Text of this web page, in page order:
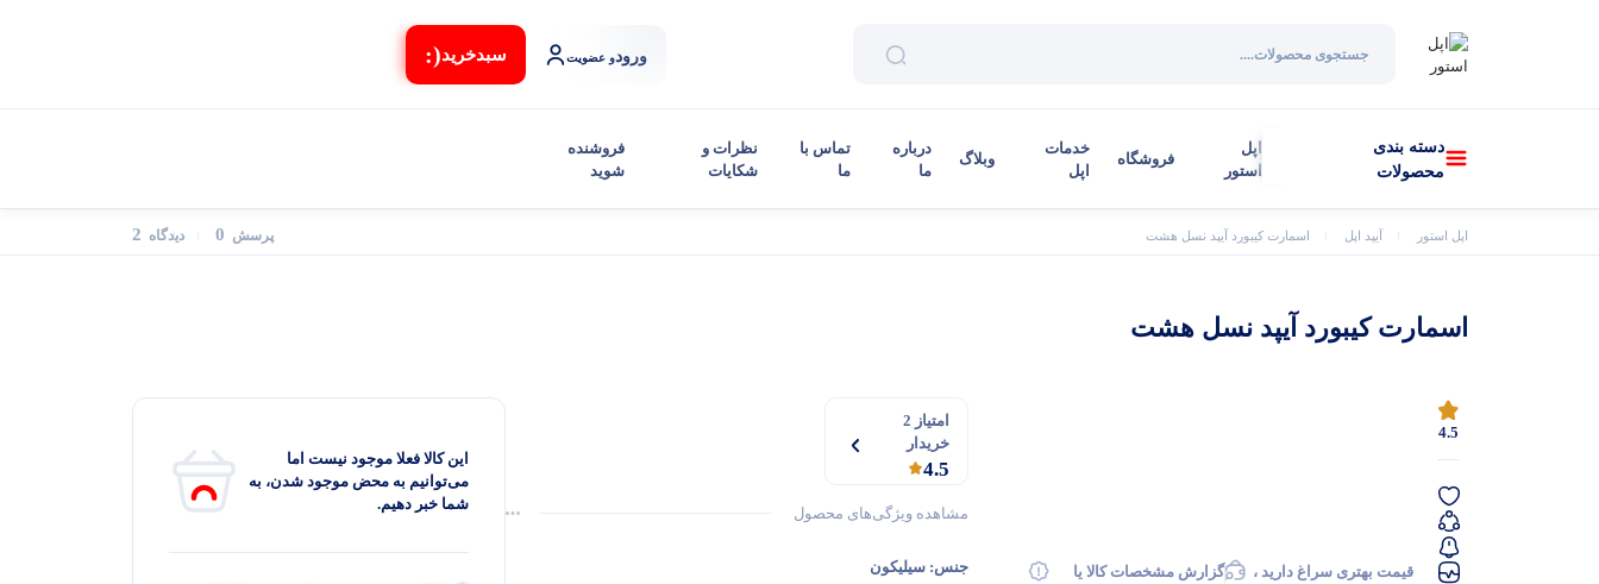
ورودو عضویت سبد‌خرید(:
دسته بندی
محصولات
اپل
استور
فروشگاه
خدمات
اپل
وبلاگ
درباره
ما
تماس با
ما
نظرات و
شکایات
فروشنده
شوید
اپل استور آیپد اپل اسمارت کیبورد آیپد نسل هشت پرسش 0 دیدگاه 2
اسمارت کیبورد آیپد نسل هشت
4.5
قیمت بهتری سراغ دارید ،
گزارش مشخصات کالا یا
امتیاز 2
خریدار
4.5
مشاهده ویژگی‌های محصول
جنس:سیلیکون
این کالا فعلا موجود نیست اما
می‌توانیم به محض موجود شدن، به
شما خبر دهیم.